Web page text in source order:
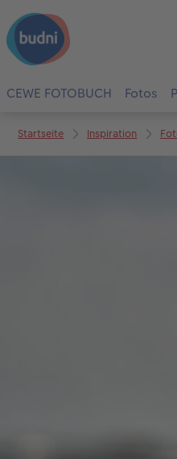
CEWE FOTOBUCH Fotos
Startseite Inspiration